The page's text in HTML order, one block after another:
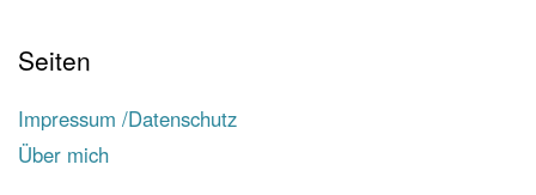
Seiten
Impressum /Datenschutz
Über mich